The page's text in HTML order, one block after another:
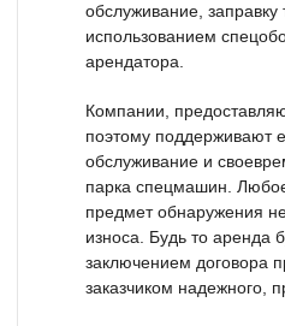
обслуживание,
использованием
арендатора.
Компании,
поэтому поддерживают
обслуживание и
парка спецмашин.
предмет обнаружения
износа. Будь то аренда
заключением договора
заказчиком надежного,